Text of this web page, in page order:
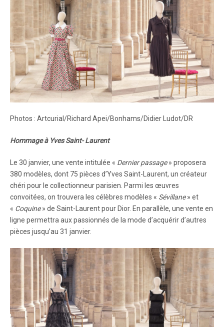
Photos : Artcurial/Richard Apei/Bonhams/Didier Ludot/DR
Hommage à Yves Saint- Laurent
Le 30 janvier, une vente intitulée « Dernier passage» proposera
380 modèles, dont 75 pièces d’Yves Saint-Laurent, un créateur
chéri pour le collectionneur parisien. Parmi les œuvres
convoitées, on trouvera les célèbres modèles « Sévillane» et
« Coquine» de Saint-Laurent pour Dior. En parallèle, une vente en
ligne permettra aux passionnés de la mode d’acquérir d’autres
pièces jusqu’au 31 janvier.